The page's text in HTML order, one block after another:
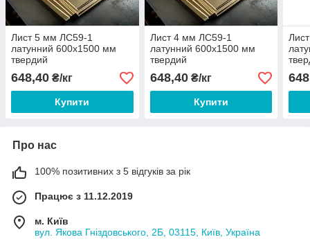
Лист 5 мм ЛС59-1
латунний 600х1500 мм
твердий
648,40 ₴/кг
Купити
Лист 4 мм ЛС59-1
латунний 600х1500 мм
твердий
648,40₴/кг
Купити
Про нас
100% позитивних з 5 відгуків за рік
Працює з 11.12.2019
м. Київ
вул. Якова Гніздовського, 2Б, 03115, Київ, Україна